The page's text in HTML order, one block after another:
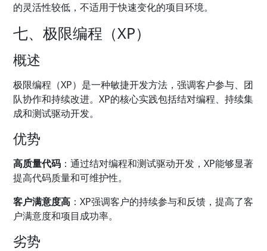
的灵活性较低，不适用于快速变化的项目环境。
七、极限编程（XP）
概述
极限编程（XP）是一种敏捷开发方法，强调客户参与、团
队协作和持续改进。XP的核心实践包括结对编程、持续集
成和测试驱动开发。
优势
高质量代码 ：通过结对编程和测试驱动开发，XP能够显著
提高代码质量和可维护性。
客户满意度高 ：XP强调客户的持续参与和反馈，提高了客
户满意度和项目成功率。
劣势